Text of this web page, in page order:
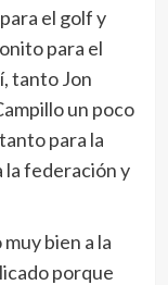
el golf y
para el
tanto Jon
un poco
para la
la federación y
bien a la
porque